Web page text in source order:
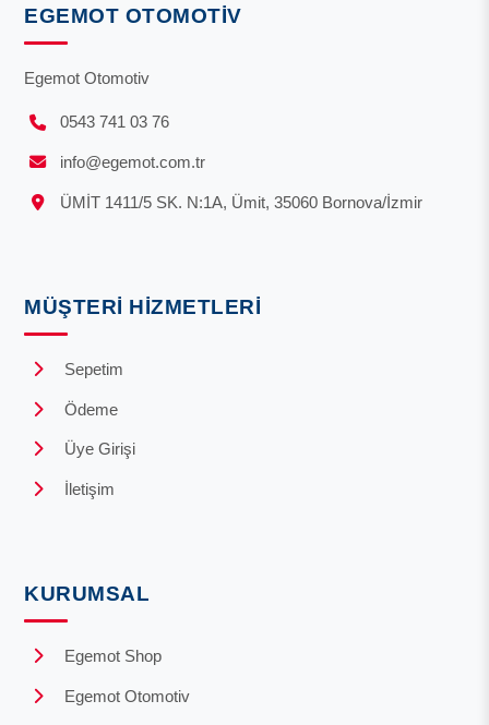
EGEMOT OTOMOTIV
Egemot Otomotiv
0543 741 03 76
info@egemot.com.tr
ÜMİT 1411/5 SK. N:1A, Ümit, 35060 Bornova/İzmir
MÜŞTERI HIZMETLERI
Sepetim
Ödeme
Üye Girişi
İletişim
KURUMSAL
Egemot Shop
Egemot Otomotiv